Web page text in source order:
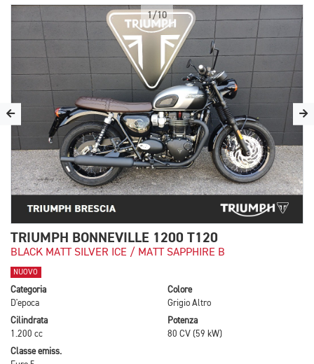
1/10
TRIUMPH BONNEVILLE 1200 T120
BLACK MATT SILVER ICE / MATT SAPPHIRE B
NUOVO
Categoria
D'epoca
Colore
Grigio Altro
Cilindrata
1.200 cc
Potenza
80 CV (59 kW)
Classe emiss.